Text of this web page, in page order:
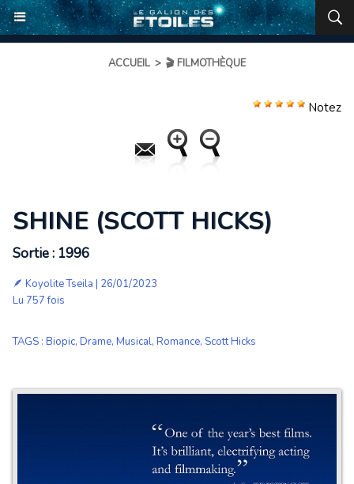
ACCUEIL > 🎬 FILMOTHÈQUE
Notez
SHINE (SCOTT HICKS)
Sortie : 1996
🪶 Koyolite Tseila | 26/01/2023
Lu 757 fois
TAGS : Biopic, Drame, Musical, Romance, Scott Hicks